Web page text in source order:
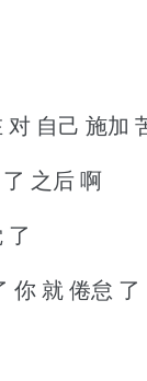
对 自己 施加
之后 啊
了
你 就 倦怠 了